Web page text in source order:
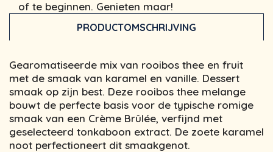
of te beginnen. Genieten maar!
PRODUCTOMSCHRIJVING
Gearomatiseerde mix van rooibos thee en fruit
met de smaak van karamel en vanille. Dessert
smaak op zijn best. Deze rooibos thee melange
bouwt de perfecte basis voor de typische romige
smaak van een Crème Brûlée, verfijnd met
geselecteerd tonkaboon extract. De zoete karamel
noot perfectioneert dit smaakgenot.